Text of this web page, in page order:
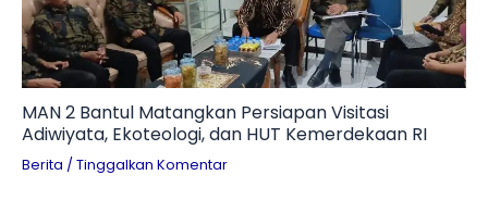
MAN 2 Bantul Matangkan Persiapan Visitasi
Adiwiyata, Ekoteologi, dan HUT Kemerdekaan RI
Berita / Tinggalkan Komentar